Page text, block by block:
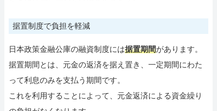
据置制度で負担を軽減
日本政策金融公庫の融資制度には据置期間があります。
据置期間とは、元金の返済を据え置き、一定期間にわた
って利息のみを支払う期間です。
これを利用することによって、元金返済による資金繰り